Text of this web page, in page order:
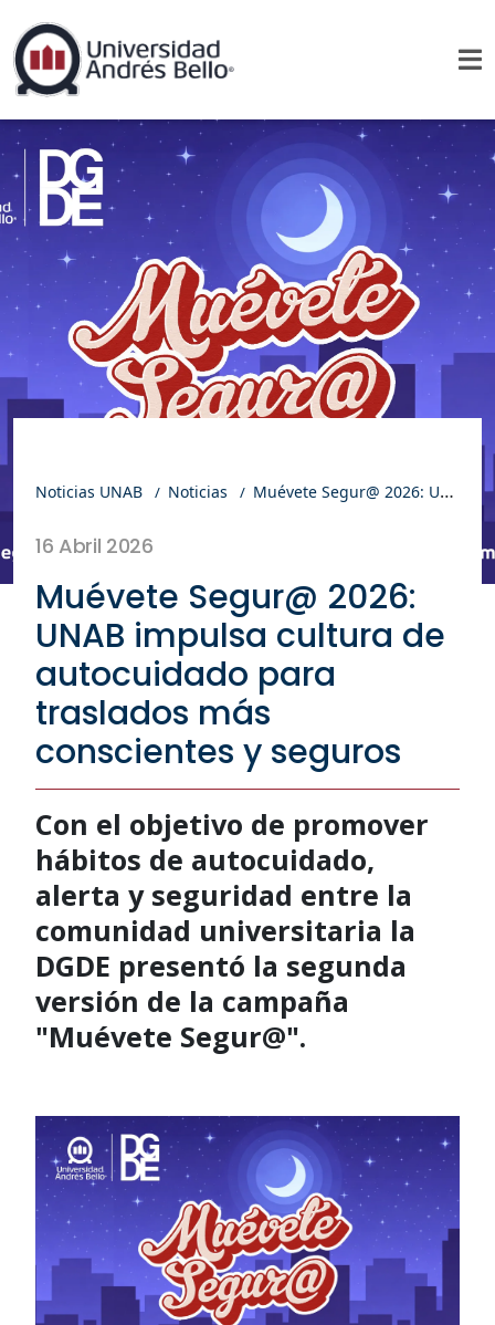
Noticias UNAB Noticias Muévete Segur@ 2026: UNAB impulsa cultura de autocuidado para traslados más conscientes y seguros
16 Abril 2026
Muévete Segur@ 2026:
UNAB impulsa cultura de
autocuidado para
traslados más
conscientes y seguros
Con el objetivo de promover
hábitos de autocuidado,
alerta y seguridad entre la
comunidad universitaria la
DGDE presentó la segunda
versión de la campaña
"Muévete Segur@".